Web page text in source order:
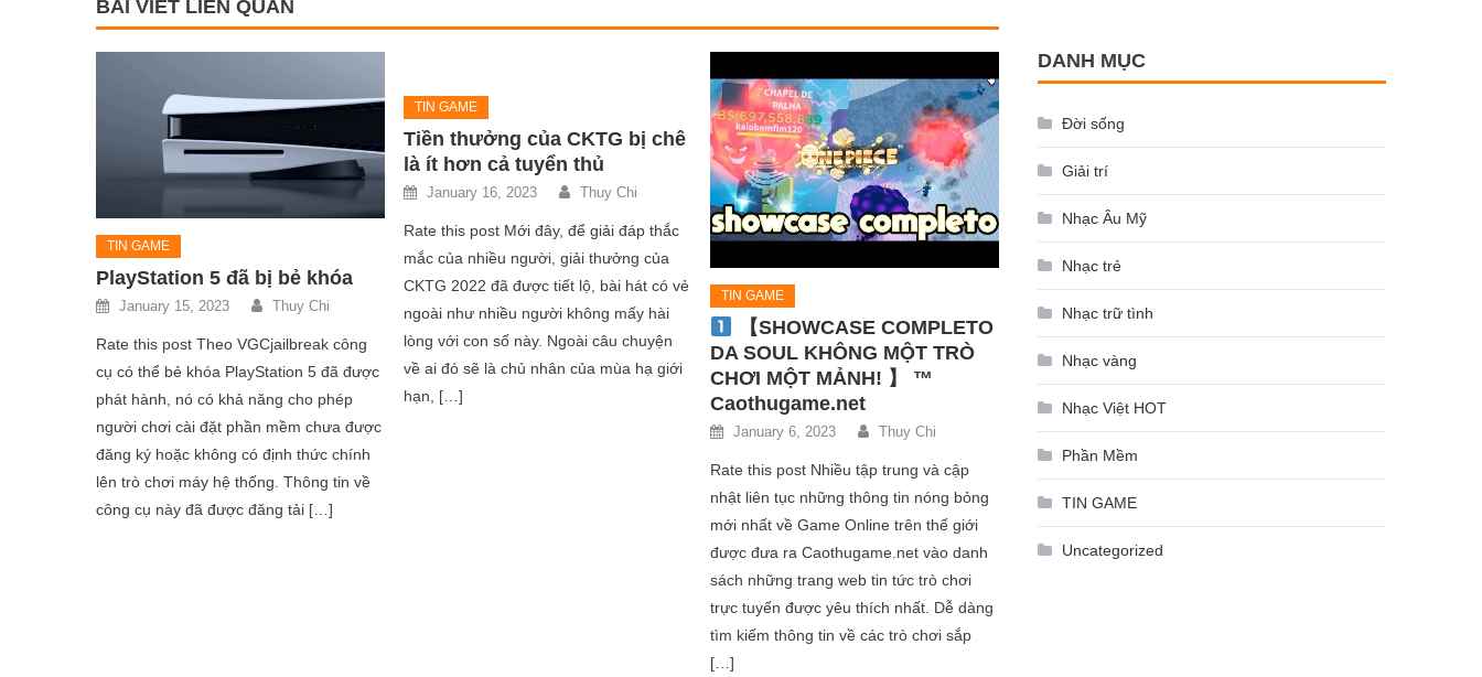
BÀI VIẾT LIÊN QUAN
TIN GAME
PlayStation 5 đã bị bẻ khóa
January 15, 2023 Thuy Chi
Rate this post Theo VGCjailbreak công
cụ có thể bẻ khóa PlayStation 5 đã được
phát hành, nó có khả năng cho phép
người chơi cài đặt phần mềm chưa được
đăng ký hoặc không có định thức chính
lên trò chơi máy hệ thống. Thông tin về
công cụ này đã được đăng tải […]
TIN GAME
Tiền thưởng của CKTG bị chê
là ít hơn cả tuyển thủ
January 16, 2023 Thuy Chi
Rate this post Mới đây, để giải đáp thắc
mắc của nhiều người, giải thưởng của
CKTG 2022 đã được tiết lộ, bài hát có vẻ
ngoài như nhiều người không mấy hài
lòng với con số này. Ngoài câu chuyện
về ai đó sẽ là chủ nhân của mùa hạ giới
hạn, […]
TIN GAME
【SHOWCASE COMPLETO
DA SOUL KHÔNG MỘT TRÒ
CHƠI MỘT MẢNH! 】 ™
Caothugame.net
January 6, 2023 Thuy Chi
Rate this post Nhiều tập trung và cập
nhật liên tục những thông tin nóng bỏng
mới nhất về Game Online trên thế giới
được đưa ra Caothugame.net vào danh
sách những trang web tin tức trò chơi
trực tuyến được yêu thích nhất. Dễ dàng
tìm kiếm thông tin về các trò chơi sắp
[…]
DANH MỤC
Đời sống
Giải trí
Nhạc Âu Mỹ
Nhạc trẻ
Nhạc trữ tình
Nhạc vàng
Nhạc Việt HOT
Phần Mềm
TIN GAME
Uncategorized